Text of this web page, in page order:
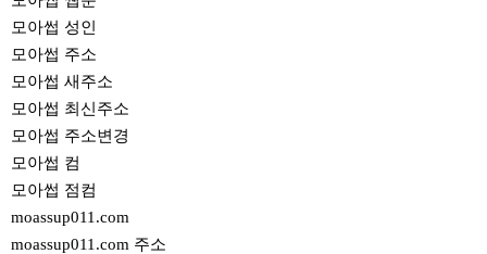
모아썹 성인
모아썹 주소
모아썹 새주소
모아썹 최신주소
모아썹 주소변경
모아썹 컴
모아썹 점컴
moassup011.com
moassup011.com 주소